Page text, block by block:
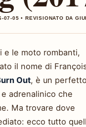
07-05 • REVISIONATO DA
e le moto rombanti,
il nome di
Out, è un
adrenalinico che
Ma trovare dove
ecco tutto